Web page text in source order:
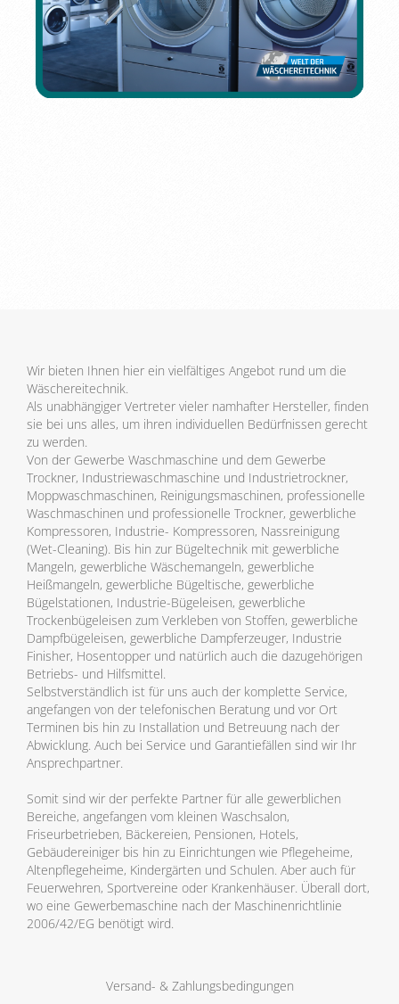
Wir bieten Ihnen hier ein vielfältiges Angebot rund um die
Wäschereitechnik.
Als unabhängiger Vertreter vieler namhafter Hersteller, finden
sie bei uns alles, um ihren individuellen Bedürfnissen gerecht
zu werden.
Von der Gewerbe Waschmaschine und dem Gewerbe
Trockner, Industriewaschmaschine und Industrietrockner,
Moppwaschmaschinen, Reinigungsmaschinen, professionelle
Waschmaschinen und professionelle Trockner, gewerbliche
Kompressoren, Industrie- Kompressoren, Nassreinigung
(Wet-Cleaning). Bis hin zur Bügeltechnik mit gewerbliche
Mangeln, gewerbliche Wäschemangeln, gewerbliche
Heißmangeln, gewerbliche Bügeltische, gewerbliche
Bügelstationen, Industrie-Bügeleisen, gewerbliche
Trockenbügeleisen zum Verkleben von Stoffen, gewerbliche
Dampfbügeleisen, gewerbliche Dampferzeuger, Industrie
Finisher, Hosentopper und natürlich auch die dazugehörigen
Betriebs- und Hilfsmittel.
Selbstverständlich ist für uns auch der komplette Service,
angefangen von der telefonischen Beratung und vor Ort
Terminen bis hin zu Installation und Betreuung nach der
Abwicklung. Auch bei Service und Garantiefällen sind wir Ihr
Ansprechpartner.
Somit sind wir der perfekte Partner für alle gewerblichen
Bereiche, angefangen vom kleinen Waschsalon,
Friseurbetrieben, Bäckereien, Pensionen, Hotels,
Gebäudereiniger bis hin zu Einrichtungen wie Pflegeheime,
Altenpflegeheime, Kindergärten und Schulen. Aber auch für
Feuerwehren, Sportvereine oder Krankenhäuser. Überall dort,
wo eine Gewerbemaschine nach der Maschinenrichtlinie
2006/42/EG benötigt wird.
Versand- & Zahlungsbedingungen